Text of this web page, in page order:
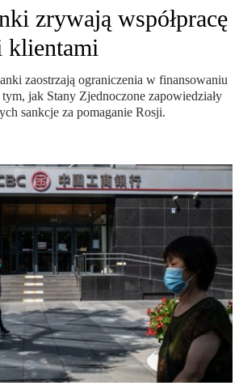
zrywają współpracę
klientami
zaostrzają ograniczenia w finansowaniu
jak Stany Zjednoczone zapowiedziały
sankcje za pomaganie Rosji.